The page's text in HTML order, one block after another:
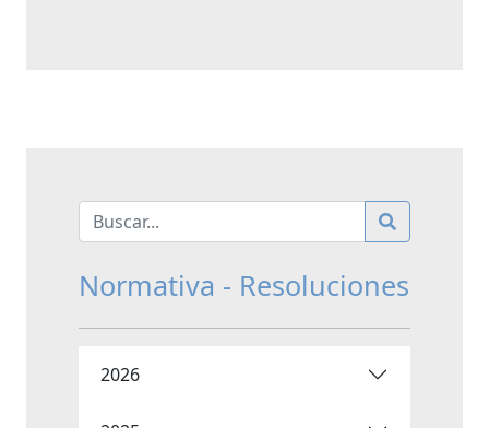
Normativa - Resoluciones
2026